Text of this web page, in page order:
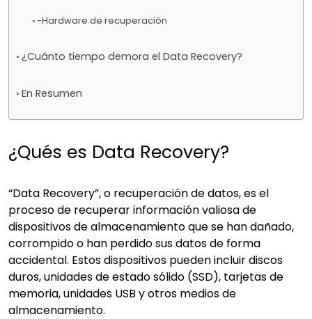
-Hardware de recuperación
¿Cuánto tiempo demora el Data Recovery?
En Resumen
¿Qués es Data Recovery?
“Data Recovery”, o recuperación de datos, es el
proceso de recuperar información valiosa de
dispositivos de almacenamiento que se han dañado,
corrompido o han perdido sus datos de forma
accidental. Estos dispositivos pueden incluir discos
duros, unidades de estado sólido (SSD), tarjetas de
memoria, unidades USB y otros medios de
almacenamiento.